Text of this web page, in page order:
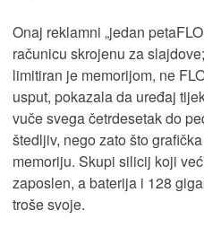
Onaj reklamni „jedan
računicu skrojenu za
limitiran je memorijom, ne
usput, pokazala da uređaj
vuče svega četrdesetak do
štedljiv, nego zato što
memoriju. Skupi silicij koji
zaposlen, a baterija i 128
troše svoje.